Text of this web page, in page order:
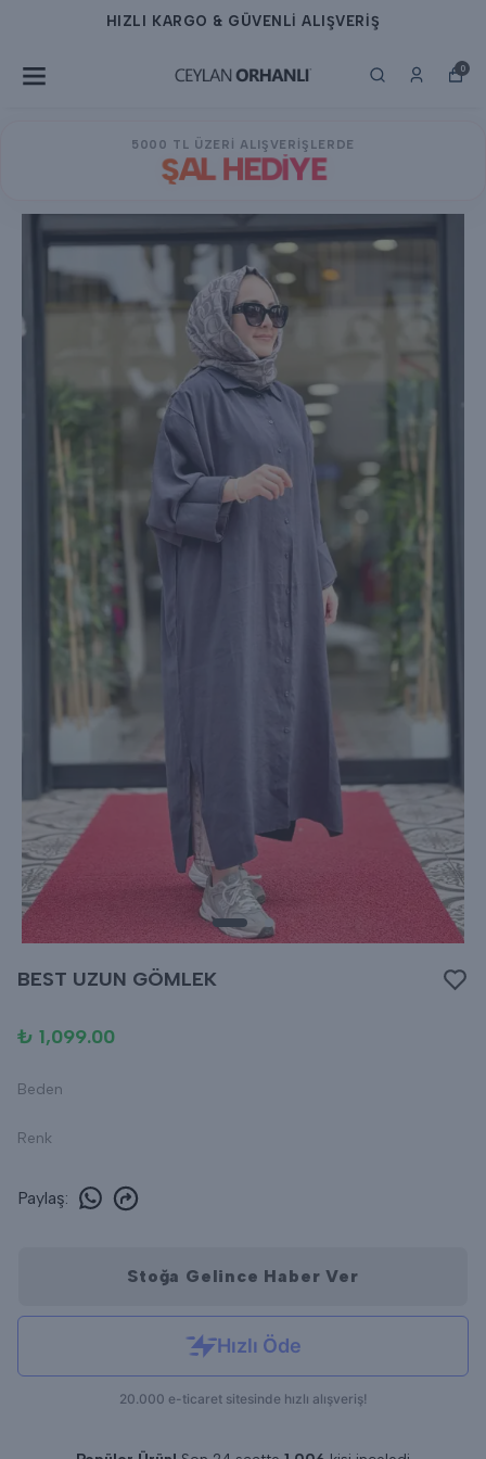
HIZLI KARGO & GÜVENLİ ALIŞVERİŞ
0
5000 TL ÜZERİ ALIŞVERİŞLERDE
ŞAL HEDİYE
BEST UZUN GÖMLEK
₺ 1,099.00
Beden
Renk
Paylaş:
Stoğa Gelince Haber Ver